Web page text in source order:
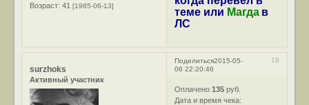
Возраст: 41[1985-06-13]
теме или Магда в
ЛС
Поделиться 18
2015-05-
06 22:20:46
surzhoks
Активный участник
Оплачено135 руб.
Дата и время чека: